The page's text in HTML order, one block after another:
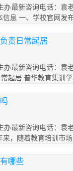
办最新咨询电话：袁
息 一、学校官网发
责日常起居
办最新咨询电话：袁
起居 普华教育集训
办最新咨询电话：袁
，随着教育培训市
哪些